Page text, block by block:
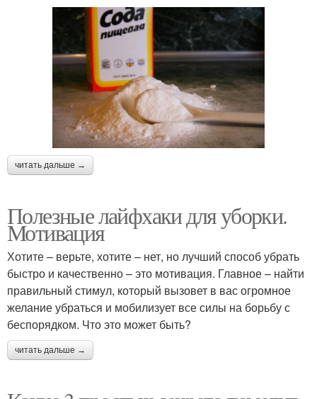
читать дальше →
Полезные лайфхаки для уборки.
Мотивация
Хотите – верьте, хотите – нет, но лучший способ убрать
быстро и качественно – это мотивация. Главное – найти
правильный стимул, который вызовет в вас огромное
желание убраться и мобилизует все силы на борьбу с
беспорядком. Что это может быть?
читать дальше →